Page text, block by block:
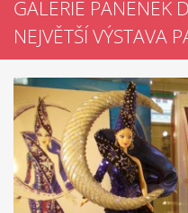
GALERIE PANENEK
NEJVĚTŠÍ VÝSTAVA